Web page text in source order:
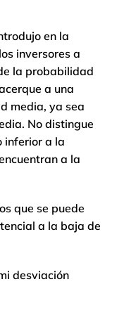
en la
inversores a
la probabilidad
a una
media, ya sea
No distingue
inferior a la
a la
que se puede
a la baja de
desviación